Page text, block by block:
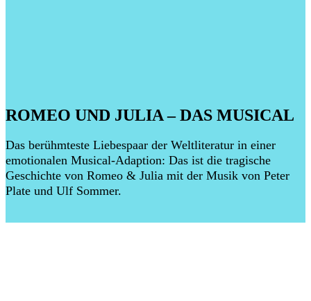
ROMEO UND JULIA – DAS MUSICAL
Das berühmteste Liebespaar der Weltliteratur in einer
emotionalen Musical-Adaption: Das ist die tragische
Geschichte von Romeo & Julia mit der Musik von Peter
Plate und Ulf Sommer.